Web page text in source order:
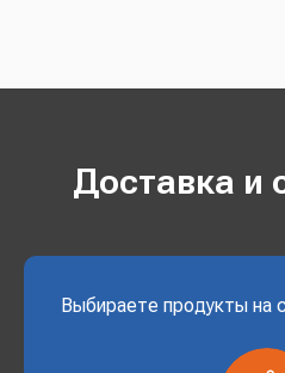
Доставка и
Выбираете продукты на